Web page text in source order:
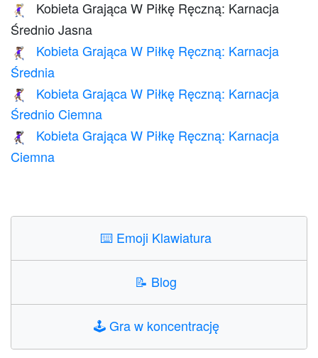
🤾🏼‍♀️
Kobieta Grająca W Piłkę Ręczną: Karnacja
Średnio Jasna
🤾🏽‍♀️
Kobieta Grająca W Piłkę Ręczną: Karnacja
Średnia
🤾🏾‍♀️
Kobieta Grająca W Piłkę Ręczną: Karnacja
Średnio Ciemna
🤾🏿‍♀️
Kobieta Grająca W Piłkę Ręczną: Karnacja
Ciemna
⌨️ Emoji Klawiatura
📝 Blog
🕹️Gra w koncentrację